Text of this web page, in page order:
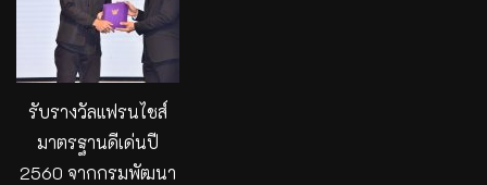
รับรางวัลแฟรนไชส์
มาตรฐานดีเด่นปี
2560 จากกรมพัฒนา